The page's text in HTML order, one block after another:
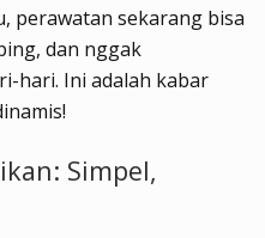
perawatan sekarang bisa
dan nggak
hari. Ini adalah kabar
Simpel,